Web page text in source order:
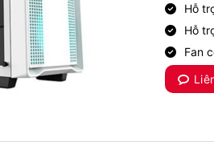
Hỗ
Hỗ
Fan